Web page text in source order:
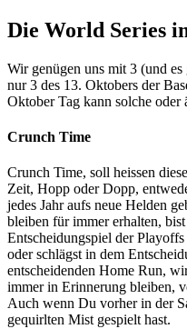
Die World Series
Wir genügen uns mit 3 (und
nur 3 des 13. Oktobers der
Oktober Tag kann solche oder
Crunch Time
Crunch Time, soll heissen
Zeit, Hopp oder Dopp,
jedes Jahr aufs neue Helden
bleiben für immer erhalten,
Entscheidungspiel der
oder schlägst in dem
entscheidenden Home Run,
immer in Erinnerung bleiben,
Auch wenn Du vorher in der
gequirlten Mist gespielt hast.